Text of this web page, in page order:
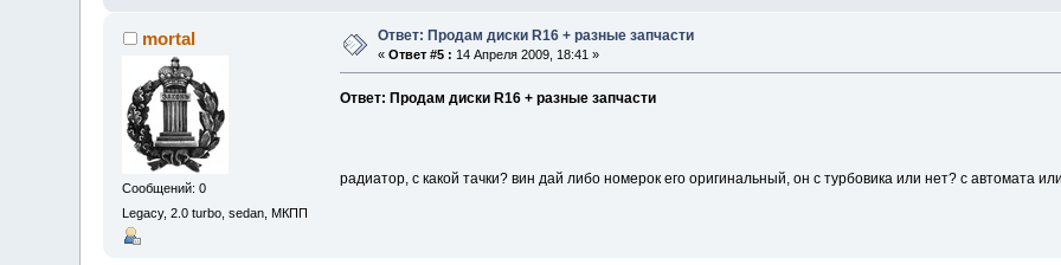
mortal
Сообщений: 0
Legacy, 2.0 turbo, sedan, МКПП
Ответ: Продам диски R16 + разные запчасти
«Ответ #5 : 14 Апреля 2009, 18:41 »
Ответ: Продам диски R16 + разные запчасти
радиатор, с какой тачки? вин дай либо номерок его оригинальный, он с турбовика или нет? с автомата